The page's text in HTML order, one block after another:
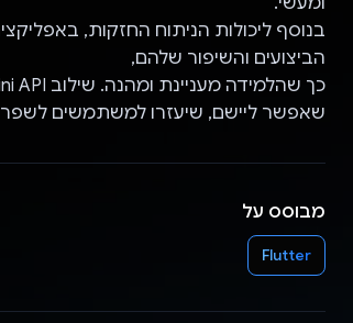
בנוסף ליכולות הניתוח החזקות,
הביצועים והשיפור שלהם,
שאפשר ליישם, שיעזרו למשתמשים
מבוסס על
Flutter